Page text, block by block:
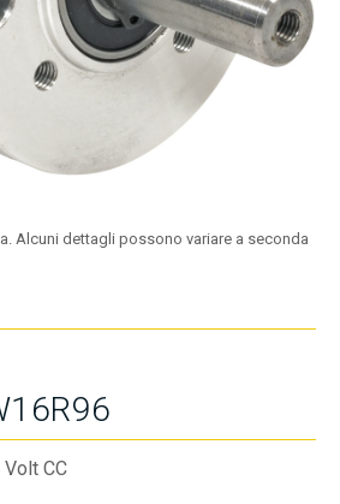
Alcuni dettagli possono variare a seconda
CC